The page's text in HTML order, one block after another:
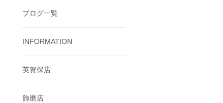
ブログ一覧
INFORMATION
英賀保店
飾磨店